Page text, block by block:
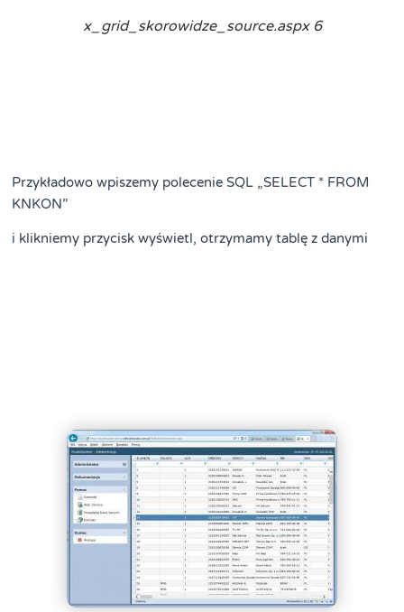
x_grid_skorowidze_source.aspx 6
Przykładowo wpiszemy polecenie SQL „SELECT * FROM
KNKON”
i klikniemy przycisk wyświetl, otrzymamy tablę z danymi